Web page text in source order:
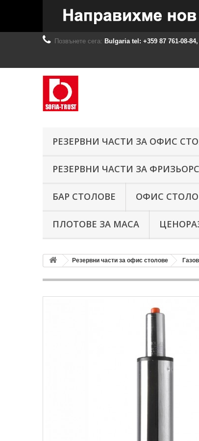
Позвънете сега: Bulgaria tel: +359 87 761-08-
РЕЗЕРВНИ ЧАСТИ ЗА ОФИС
РЕЗЕРВНИ ЧАСТИ ЗА
БАР СТОЛОВЕ ОФИС
ПЛОТОВЕ ЗА МАСА
Резервни части за офис столове